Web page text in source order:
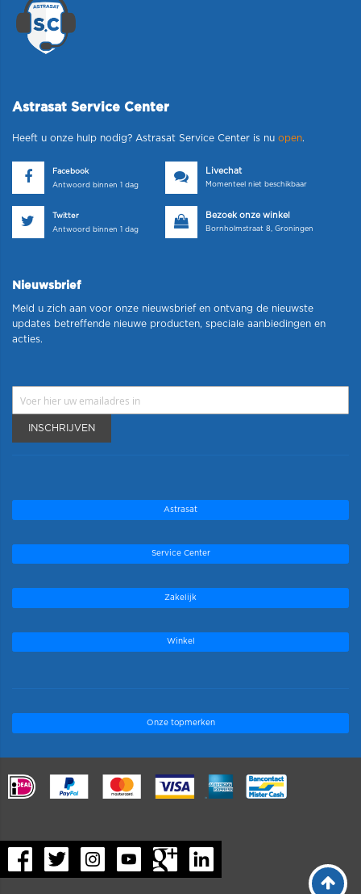
Astrasat Service Center
Heeft u onze hulp nodig? Astrasat Service Center is nu open.
Facebook
Antwoord binnen 1 dag
Livechat
Momenteel niet beschikbaar
Twitter
Antwoord binnen 1 dag
Bezoek onze winkel
Bornholmstraat 8, Groningen
Nieuwsbrief
Meld u zich aan voor onze nieuwsbrief en ontvang de nieuwste
updates betreffende nieuwe producten, speciale aanbiedingen en
acties.
INSCHRIJVEN
Astrasat
Service Center
Zakelijk
Winkel
Onze topmerken
.